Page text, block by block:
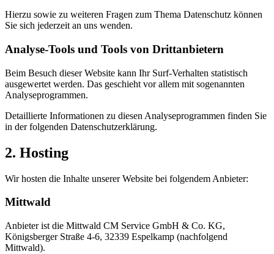
Hierzu sowie zu weiteren Fragen zum Thema Datenschutz können
Sie sich jederzeit an uns wenden.
Analyse-Tools und Tools von Dritt­anbietern
Beim Besuch dieser Website kann Ihr Surf-Verhalten statistisch
ausgewertet werden. Das geschieht vor allem mit sogenannten
Analyseprogrammen.
Detaillierte Informationen zu diesen Analyseprogrammen finden Sie
in der folgenden Datenschutzerklärung.
2. Hosting
Wir hosten die Inhalte unserer Website bei folgendem Anbieter:
Mittwald
Anbieter ist die Mittwald CM Service GmbH & Co. KG,
Königsberger Straße 4-6, 32339 Espelkamp (nachfolgend
Mittwald).